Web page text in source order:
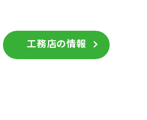
工務店の情報